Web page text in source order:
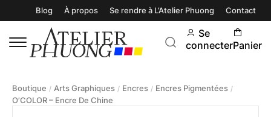
Blog À propos Se rendre à L’Atelier Phuong Contact
Se
connecterPanier
Boutique / Arts Graphiques / Encres / Encres Pigmentées /
O’COLOR – Encre De Chine